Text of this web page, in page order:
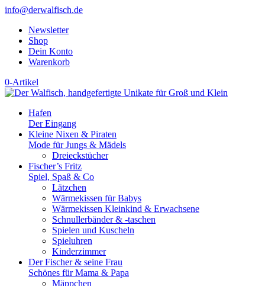
info@derwalfisch.de
Newsletter
Shop
Dein Konto
Warenkorb
0-Artikel
Hafen
Der Eingang
Kleine Nixen & Piraten
Mode für Jungs & Mädels
Dreieckstücher
Fischer’s Fritz
Spiel, Spaß & Co
Lätzchen
Wärmekissen für Babys
Wärmekissen Kleinkind & Erwachsene
Schnullerbänder & -taschen
Spielen und Kuscheln
Spieluhren
Kinderzimmer
Der Fischer & seine Frau
Schönes für Mama & Papa
Mäppchen